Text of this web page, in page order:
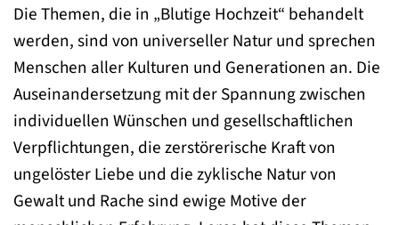
Die Themen, die in „Blutige Hochzeit“ behandelt
werden, sind von universeller Natur und sprechen
Menschen aller Kulturen und Generationen an. Die
Auseinandersetzung mit der Spannung zwischen
individuellen Wünschen und gesellschaftlichen
Verpflichtungen, die zerstörerische Kraft von
ungelöster Liebe und die zyklische Natur von
Gewalt und Rache sind ewige Motive der